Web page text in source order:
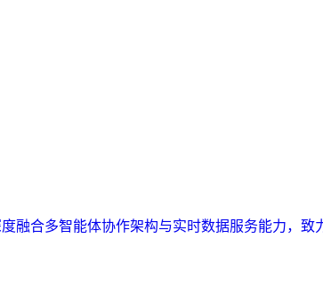
融合多智能体协作架构与实时数据服务能力，致